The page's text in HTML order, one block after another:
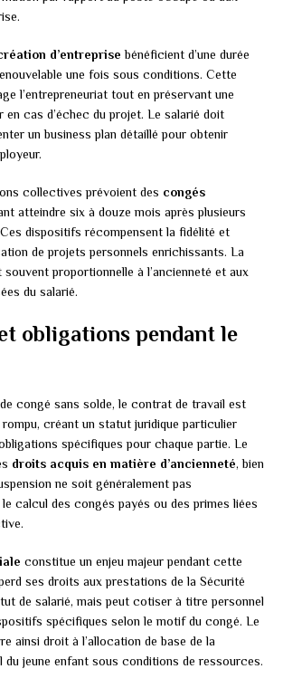
d’entreprise bénéficient d’une durée
une fois sous conditions. Cette
l’entrepreneuriat tout en préservant une
en cas d’échec du projet. Le salarié doit
un business plan détaillé pour obtenir
collectives prévoient des congés
atteindre six à douze mois après plusieurs
dispositifs récompensent la fidélité et
de projets personnels enrichissants. La
proportionnelle à l’ancienneté et aux
du salarié.
obligations pendant le
congé sans solde, le contrat de travail est
rompu, créant un statut juridique particulier
spécifiques pour chaque partie. Le
droits acquis en matière d’ancienneté, bien
ne soit généralement pas
calcul des congés payés ou des primes liées
constitue un enjeu majeur pendant cette
ses droits aux prestations de la Sécurité
de salarié, mais peut cotiser à titre personnel
spécifiques selon le motif du congé. Le
ainsi droit à l’allocation de base de la
du jeune enfant sous conditions de ressources.